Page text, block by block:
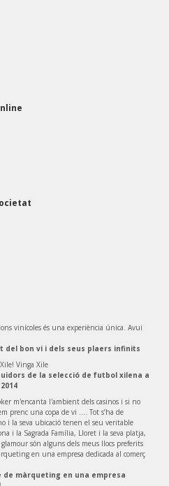
vinícoles és una experiència única. Avui
del bon vi i dels seus plaers infinits
Vinga Xile
de la selecció de futbol xilena a
m'encanta l'ambient dels casinos i si no
prenc una copa de vi .... Tot s’ha de
i la seva ubicació tenen el seu veritable
i la Sagrada Família, Lloret i la seva platja,
són alguns dels meus llocs preferits
en una empresa dedicada al comerç
de màrqueting en una empresa